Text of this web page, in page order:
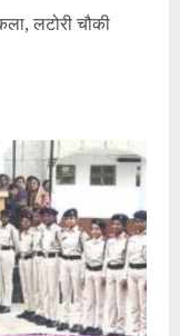
लटोरी चौकी